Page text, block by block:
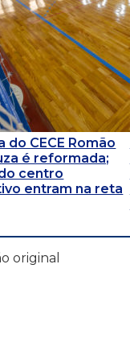
do CECE Romão
é reformada;
centro
entram na reta
original